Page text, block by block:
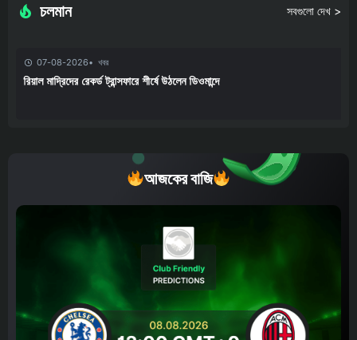
চলমান সবগুলো দেখ >
07-08-2026 খবর
রিয়াল মাদ্রিদের রেকর্ড ট্রান্সফারে শীর্ষে উঠলেন ডিওমান্দে
আজকের বাজি